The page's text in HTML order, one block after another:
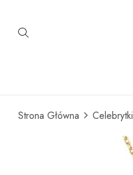
Strona Główna Celebrytki